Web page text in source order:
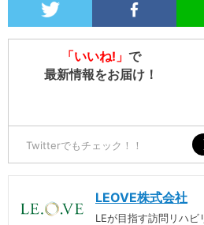
「いいね!」 で
最新情報をお届け！
Twitterでもチェック！！
LEOVE株式会社
LEが目指す訪問リハビ